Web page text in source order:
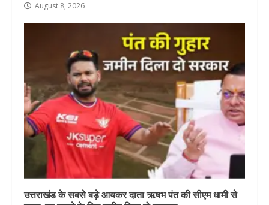
August 8, 2026
उत्तराखंड के सबसे बड़े आयकर दाता ऋषभ पंत की सीएम धामी से